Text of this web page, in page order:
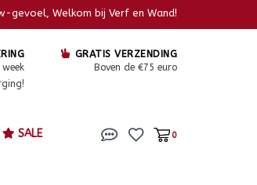
gevoel, Welkom bij Verf en Wand!
GRATIS VERZENDING
Boven de €75 euro
SALE 0